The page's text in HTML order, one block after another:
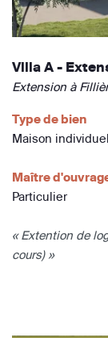
Villa A -
Extension à
Type de bien
Maison
Maître
Particulier
« Extention de
cours) »